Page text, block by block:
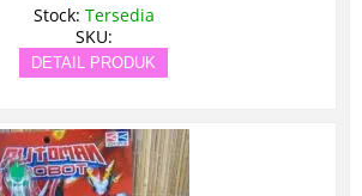
Stock: Tersedia
SKU:
DETAIL PRODUK